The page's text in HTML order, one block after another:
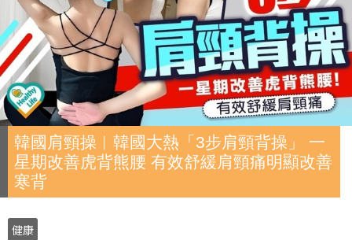
韓國肩頸操︱韓國大熱「3步肩頸背操」 一
星期改善虎背熊腰 有效舒緩肩頸痛明顯改善
寒背
健康